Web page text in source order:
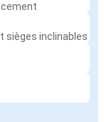
sièges inclinables